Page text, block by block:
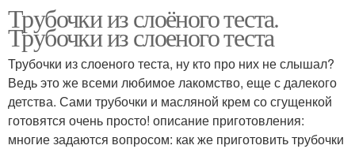
Трубочки из слоёного теста.
Трубочки из слоеного теста
Трубочки из слоеного теста, ну кто про них не слышал?
Ведь это же всеми любимое лакомство, еще с далекого
детства. Сами трубочки и масляной крем со сгущенкой
готовятся очень просто! описание приготовления:
многие задаются вопросом: как же приготовить трубочки